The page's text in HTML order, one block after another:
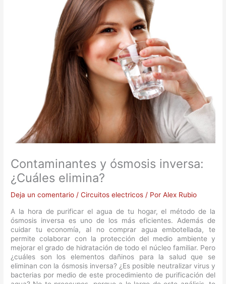
Contaminantes y ósmosis inversa:
¿Cuáles elimina?
Deja un comentario /Circuitos electricos / PorAlex Rubio
A la hora de purificar el agua de tu hogar, el método de la
ósmosis inversa es uno de los más eficientes. Además de
cuidar tu economía, al no comprar agua embotellada, te
permite colaborar con la protección del medio ambiente y
mejorar el grado de hidratación de todo el núcleo familiar. Pero
¿cuáles son los elementos dañinos para la salud que se
eliminan con la ósmosis inversa? ¿Es posible neutralizar virus y
bacterias por medio de este procedimiento de purificación del